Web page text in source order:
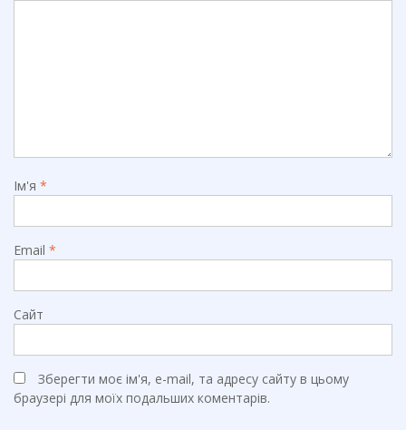
Ім'я *
Email *
Сайт
Зберегти моє ім'я, e-mail, та адресу сайту в цьому
браузері для моїх подальших коментарів.